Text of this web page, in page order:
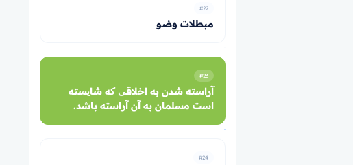
#22
مبطلات وضو
#23
آراسته شدن به اخلاقی که شایسته
است مسلمان به آن آراسته باشد.
#24